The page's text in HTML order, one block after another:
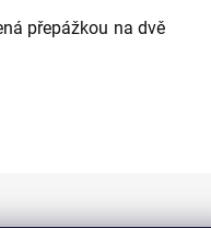
přepážkou na dvě